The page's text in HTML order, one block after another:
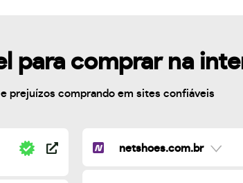
para comprar na
e prejuízos comprando em sites confiáveis
netshoes.com.br